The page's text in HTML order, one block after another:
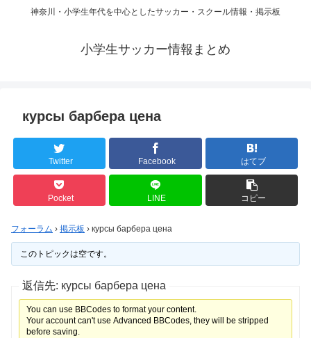
神奈川・小学生年代を中心としたサッカー・スクール情報・掲示板
小学生サッカー情報まとめ
курсы барбера цена
Twitter Facebook はてブ
Pocket LINE コピー
フォーラム › 掲示板 › курсы барбера цена
このトピックは空です。
返信先: курсы барбера цена
You can use BBCodes to format your content.
Your account can't use Advanced BBCodes, they will be stripped
before saving.